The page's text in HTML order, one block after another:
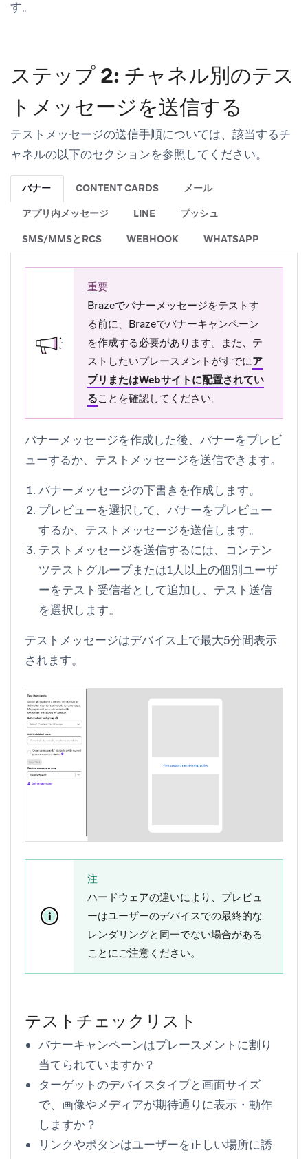
す。
ステップ 2: チャネル別のテス
トメッセージを送信する
テストメッセージの送信手順については、該当するチ
ャネルの以下のセクションを参照してください。
バナー CONTENT CARDS メール
アプリ内メッセージ LINE プッシュ
SMS/MMSとRCS WEBHOOK WHATSAPP
重要
Brazeでバナーメッセージをテストす
る前に、Brazeでバナーキャンペーン
を作成する必要があります。また、テ
ストしたいプレースメントがすでにア
プリまたはWebサイトに配置されてい
ることを確認してください。
バナーメッセージを作成した後、バナーをプレビ
ューするか、テストメッセージを送信できます。
バナーメッセージの下書きを作成します。
プレビューを選択して、バナーをプレビュー
するか、テストメッセージを送信します。
テストメッセージを送信するには、コンテン
ツテストグループまたは1人以上の個別ユーザ
ーをテスト受信者として追加し、 テスト送信
を選択します。
テストメッセージはデバイス上で最大5分間表示
されます。
注
ハードウェアの違いにより、プレビュ
ーはユーザーのデバイスでの最終的な
レンダリングと同一でない場合がある
ことにご注意ください。
テストチェックリスト
バナーキャンペーンはプレースメントに割り
当てられていますか？
ターゲットのデバイスタイプと画面サイズ
で、画像やメディアが期待通りに表示・動作
しますか？
リンクやボタンはユーザーを正しい場所に誘